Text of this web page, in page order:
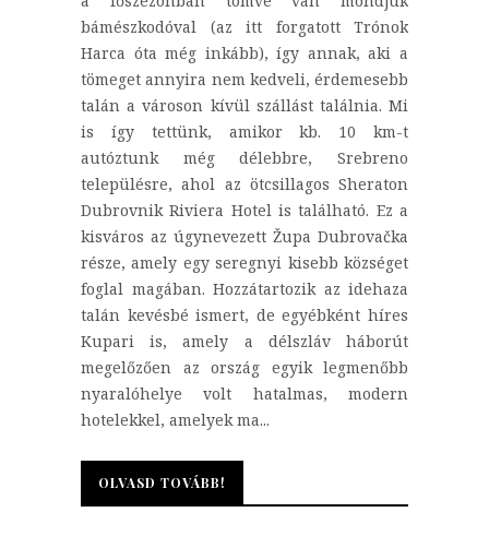
bámészkodóval (az itt forgatott Trónok
Harca óta még inkább), így annak, aki a
tömeget annyira nem kedveli, érdemesebb
talán a városon kívül szállást találnia. Mi
is így tettünk, amikor kb. 10 km-t
autóztunk még délebbre, Srebreno
településre, ahol az ötcsillagos Sheraton
Dubrovnik Riviera Hotel is található. Ez a
kisváros az úgynevezett Župa Dubrovačka
része, amely egy seregnyi kisebb községet
foglal magában. Hozzátartozik az idehaza
talán kevésbé ismert, de egyébként híres
Kupari is, amely a délszláv háborút
megelőzően az ország egyik legmenőbb
nyaralóhelye volt hatalmas, modern
hotelekkel, amelyek ma...
OLVASD TOVÁBB!
OLVASD TOVÁBB!